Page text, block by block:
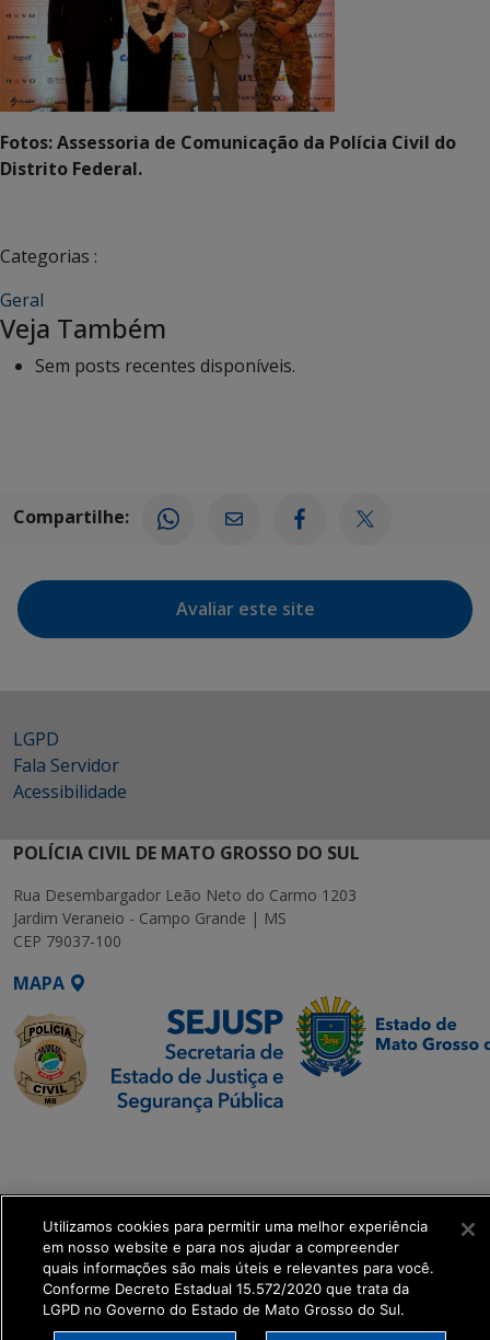
Fotos: Assessoria de Comunicação da Polícia Civil do
Distrito Federal.
Categorias :
Geral
Veja Também
Sem posts recentes disponíveis.
Compartilhe:
Avaliar este site
LGPD
Fala Servidor
Acessibilidade
POLÍCIA CIVIL DE MATO GROSSO DO SUL
Rua Desembargador Leão Neto do Carmo 1203
Jardim Veraneio - Campo Grande | MS
CEP 79037-100
MAPA
Transformação Digital
get_footer();
Utilizamos cookies para permitir uma melhor experiência
em nosso website e para nos ajudar a compreender
quais informações são mais úteis e relevantes para você.
Conforme Decreto Estadual 15.572/2020 que trata da
LGPD no Governo do Estado de Mato Grosso do Sul.